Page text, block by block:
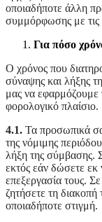
οποιαδήποτε άλλη
συμμόρφωσης με τις
Για πόσο
Ο χρόνος που
σύναψης και λήξης
μας να εφαρμόζουμε
φορολογικό πλαίσιο.
4.1. Τα προσωπικά
της νόμιμης
λήξη της σύμβασης.
εκτός εάν δώσετε εκ
επεξεργασία τους.
ζητήσετε τη διακοπή
οποιαδήποτε στιγμή.